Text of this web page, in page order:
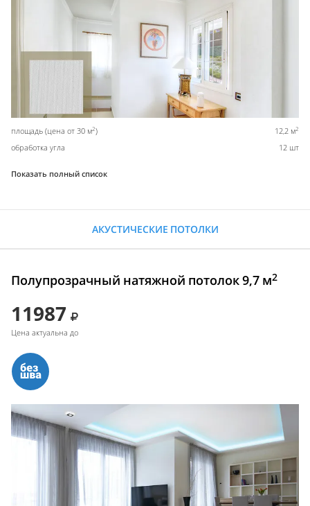
площадь (цена от 30 м2) 12,2 м2
обработка угла 12 шт
Показать полный список
АКУСТИЧЕСКИЕ ПОТОЛКИ
Полупрозрачный натяжной потолок 9,7 м2
11987
Цена актуальна до